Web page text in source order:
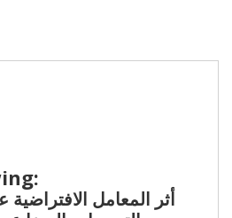
أثر المعامل الافتراضية